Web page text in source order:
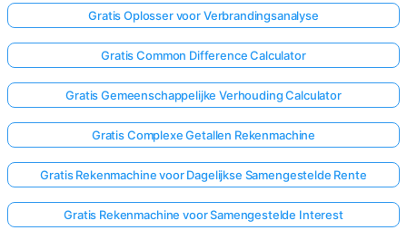
Gratis Oplosser voor Verbrandingsanalyse
Gratis Common Difference Calculator
Gratis Gemeenschappelijke Verhouding Calculator
Gratis Complexe Getallen Rekenmachine
Gratis Rekenmachine voor Dagelijkse Samengestelde Rente
Gratis Rekenmachine voor Samengestelde Interest